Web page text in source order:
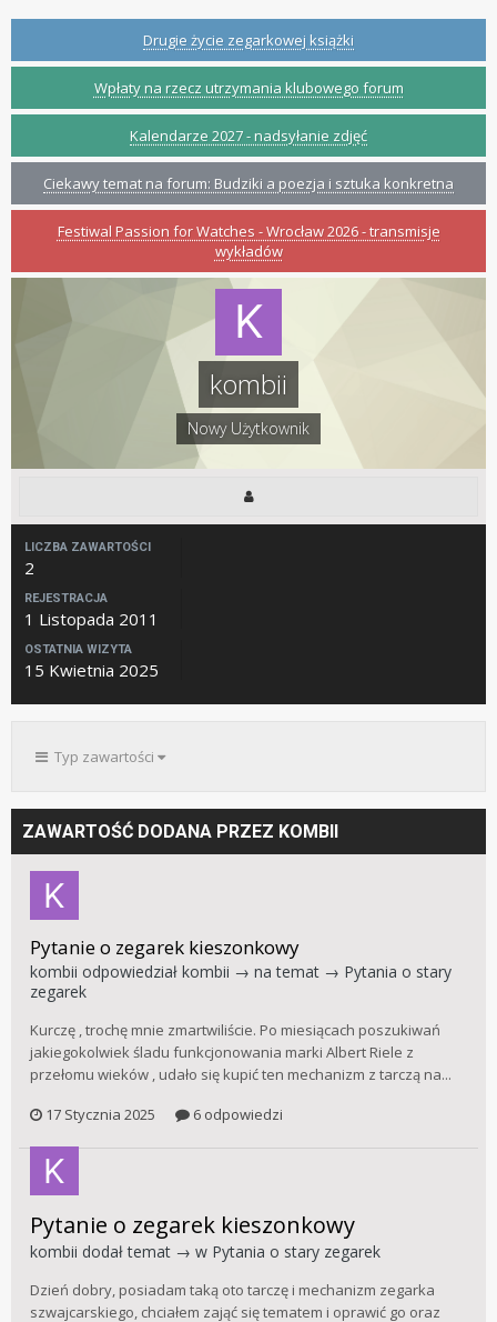
Drugie życie zegarkowej książki
Wpłaty na rzecz utrzymania klubowego forum
Kalendarze 2027 - nadsyłanie zdjęć
Ciekawy temat na forum: Budziki a poezja i sztuka konkretna
Festiwal Passion for Watches - Wrocław 2026 - transmisje
wykładów
kombii
Nowy Użytkownik
LICZBA ZAWARTOŚCI
2
REJESTRACJA
1 Listopada 2011
OSTATNIA WIZYTA
15 Kwietnia 2025
Typ zawartości
ZAWARTOŚĆ DODANA PRZEZ KOMBII
Pytanie o zegarek kieszonkowy
kombii odpowiedział kombii → na temat → Pytania o stary
zegarek
Kurczę , trochę mnie zmartwiliście. Po miesiącach poszukiwań
jakiegokolwiek śladu funkcjonowania marki Albert Riele z
przełomu wieków , udało się kupić ten mechanizm z tarczą na...
17 Stycznia 2025
6 odpowiedzi
Pytanie o zegarek kieszonkowy
kombii dodał temat → w Pytania o stary zegarek
Dzień dobry, posiadam taką oto tarczę i mechanizm zegarka
szwajcarskiego, chciałem zająć się tematem i oprawić go oraz